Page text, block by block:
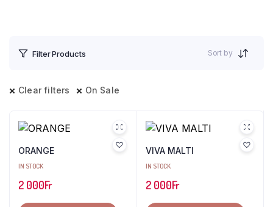
Filter Products Sort by
Clear filters On Sale
ORANGE
IN STOCK
2 000Fr
VIVA MALTI
IN STOCK
2 000Fr